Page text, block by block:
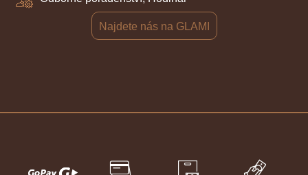
Najdete nás na GLAMI